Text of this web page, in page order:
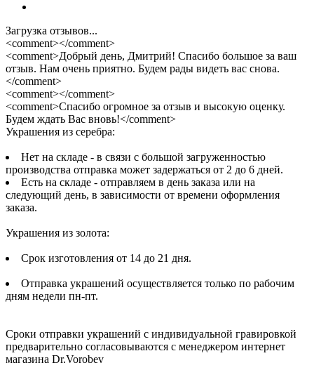
Загрузка отзывов...
<comment></comment>
<comment>Добрый день, Дмитрий! Спасибо большое за ваш
отзыв. Нам очень приятно. Будем рады видеть вас снова.
</comment>
<comment></comment>
<comment>Спасибо огромное за отзыв и высокую оценку.
Будем ждать Вас вновь!</comment>
Украшения из серебра:
Нет на складе - в связи с большой загруженностью
производства отправка может задержаться от 2 до 6 дней.
Есть на складе - отправляем в день заказа или на
следующий день, в зависимости от времени оформления
заказа.
Украшения из золота:
Срок изготовления от 14 до 21 дня.
Отправка украшений осуществляется только по рабочим
дням недели пн-пт.
Сроки отправки украшений с индивидуальной гравировкой
предварительно согласовываются с менеджером интернет
магазина Dr.Vorobev